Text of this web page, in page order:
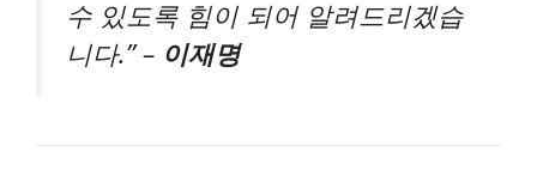
수 있도록 힘이 되어 알려드리겠습
니다.” – 이재명